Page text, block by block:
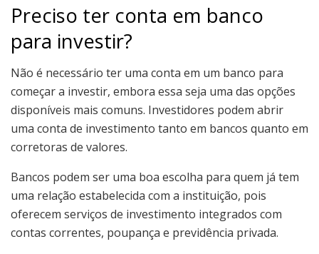
Preciso ter conta em banco
para investir?
Não é necessário ter uma conta em um banco para
começar a investir, embora essa seja uma das opções
disponíveis mais comuns. Investidores podem abrir
uma conta de investimento tanto em bancos quanto em
corretoras de valores.
Bancos podem ser uma boa escolha para quem já tem
uma relação estabelecida com a instituição, pois
oferecem serviços de investimento integrados com
contas correntes, poupança e previdência privada.